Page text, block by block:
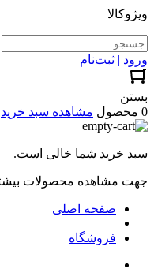
ویژوکالا
ورود | ثبت‌نام
بستن
0 محصول
مشاهده سبد خرید
سبد خرید شما خالی است.
جهت مشاهده محصولات
صفحه اصلی
فروشگاه